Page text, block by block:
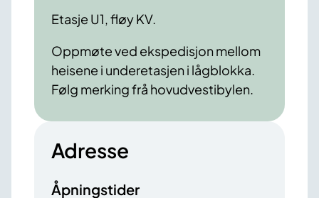
Etasje U1, fløy KV.
Oppmøte ved ekspedisjon mellom
heisene i underetasjen i lågblokka.
Følg merking frå hovudvestibylen.
Adresse
Åpningstider